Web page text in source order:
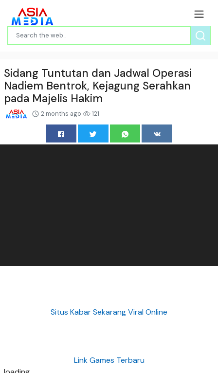
Sidang Tuntutan dan Jadwal Operasi
Nadiem Bentrok, Kejagung Serahkan
pada Majelis Hakim
2 months ago 121
Situs Kabar Sekarang Viral Online
Link Games Terbaru